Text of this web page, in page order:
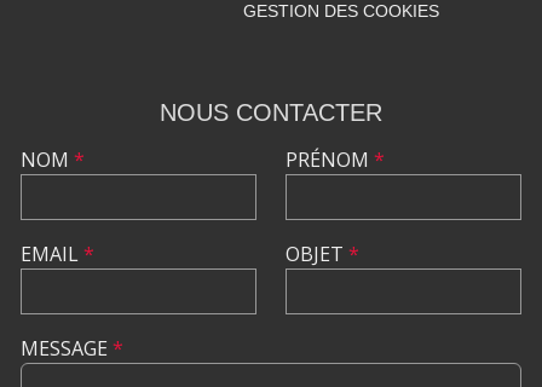
GESTION DES COOKIES
NOUS CONTACTER
NOM *
EMAIL*
PRÉNOM *
OBJET *
MESSAGE *